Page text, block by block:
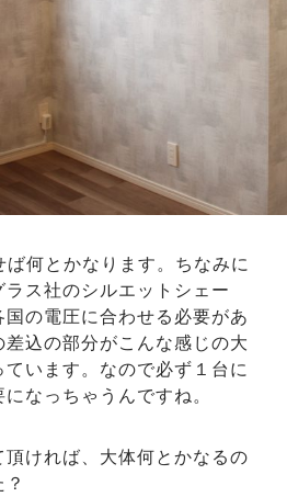
何とかなります。ちなみに
ス社のシルエットシェー
国の電圧に合わせる必要があ
込の部分がこんな感じの大
います。なので必ず１台に
なっちゃうんですね。
ければ、大体何とかなるの